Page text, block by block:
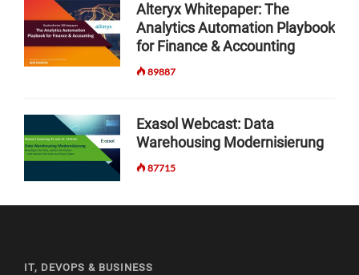
Alteryx Whitepaper: The
Analytics Automation Playbook
for Finance & Accounting
89887
Exasol Webcast: Data
Warehousing Modernisierung
87715
IT, DEVOPS & BUSINESS